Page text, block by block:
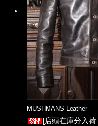
MUSHMANS Leather
[店頭在庫分入